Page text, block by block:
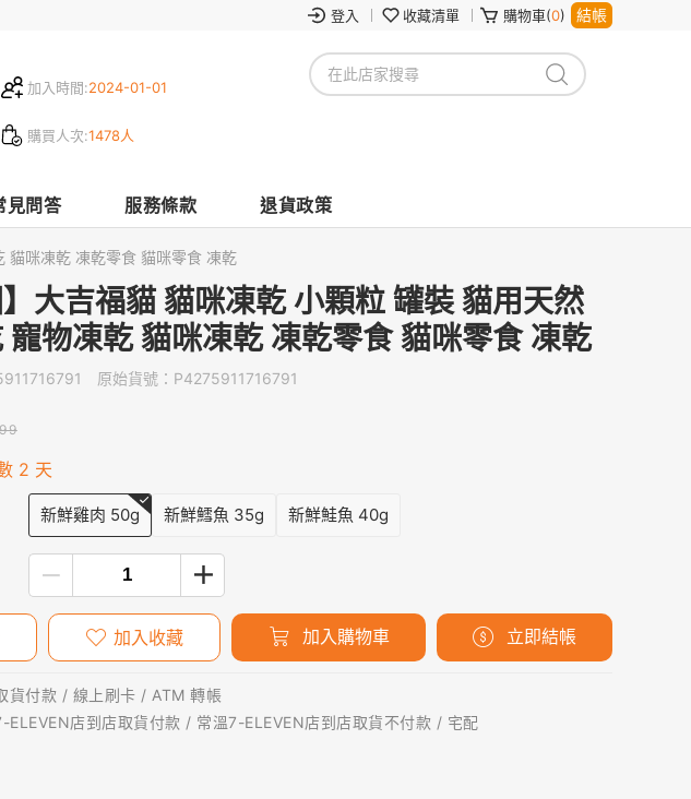
登入 收藏清單 購物車(0) 結帳
加入時間:2024-01-01
購買人次:1478人
見問答 服務條款 退貨政策
貓咪凍乾 凍乾零食 貓咪零食 凍乾
】大吉福貓 貓咪凍乾 小顆粒 罐裝 貓用天然
寵物凍乾 貓咪凍乾 凍乾零食 貓咪零食 凍乾
原始貨號： P4275911716791
2 天
新鮮雞肉 50g 新鮮鱈魚 35g 新鮮鮭魚 40g
加入收藏 加入購物車 立即結帳
貨付款 / 線上刷卡 / ATM 轉帳
ELEVEN店到店取貨付款 / 常溫7-ELEVEN店到店取貨不付款 / 宅配